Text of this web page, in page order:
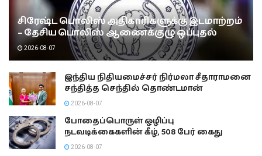
சிரேஷ்ட பொலிஸ் அதிகாரிகளுக்கு இடமாற்றம்
– தேசிய பொலிஸ் ஆணைக்குழு ஒப்புதல்
2026-08-07
இந்திய நிதியமைச்சர் நிர்மலா சீதாராமனை
சந்தித்த செந்தில் தொண்டமான்
2026-08-07
போதைப்பொருள் ஒழிப்பு
நடவடிக்கைகளின் கீழ், 508 பேர் கைது
2026-08-07